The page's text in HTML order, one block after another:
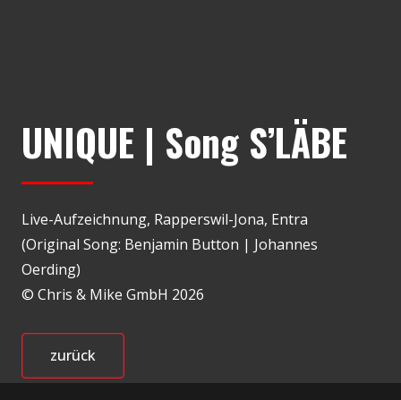
UNIQUE | Song S’LÄBE
Live-Aufzeichnung, Rapperswil-Jona, Entra
(Original Song: Benjamin Button | Johannes
Oerding)
© Chris & Mike GmbH 2026
zurück